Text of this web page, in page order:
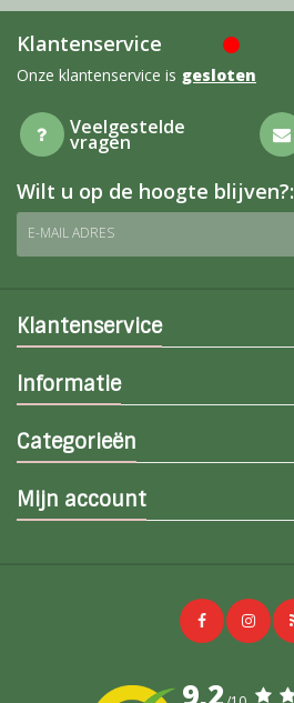
Klantenservice
Onze klantenservice is gesloten
Veelgestelde
vragen
Wilt u op de hoogte blijven?:
E-MAIL ADRES
Klantenservice
Informatie
Categorieën
Mijn account